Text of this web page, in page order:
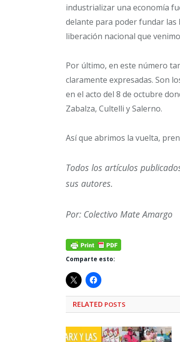
industrializar una economía
delante para poder fundar las
liberación nacional que
Por último, en este número
claramente expresadas. Son
en el acto del 8 de octubre
Zabalza, Cultelli y Salerno.
Así que abrimos la vuelta,
Todos los artículos
sus autores.
Por: Colectivo Mate Amargo
Comparte esto:
RELATED POSTS